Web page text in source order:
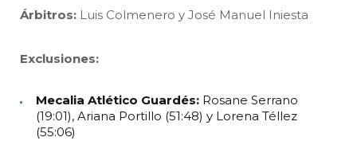
Árbitros: Luis Colmenero y José Manuel Iniesta
Exclusiones:
Mecalia Atlético Guardés: Rosane Serrano
(19:01), Ariana Portillo (51:48) y Lorena Téllez
(55:06)